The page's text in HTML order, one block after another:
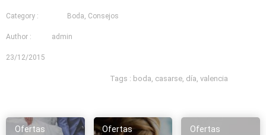
Category : Boda, Consejos
Author : admin
23/12/2015
Tags : boda, casarse, día, valencia
Ofertas Ofertas Ofertas